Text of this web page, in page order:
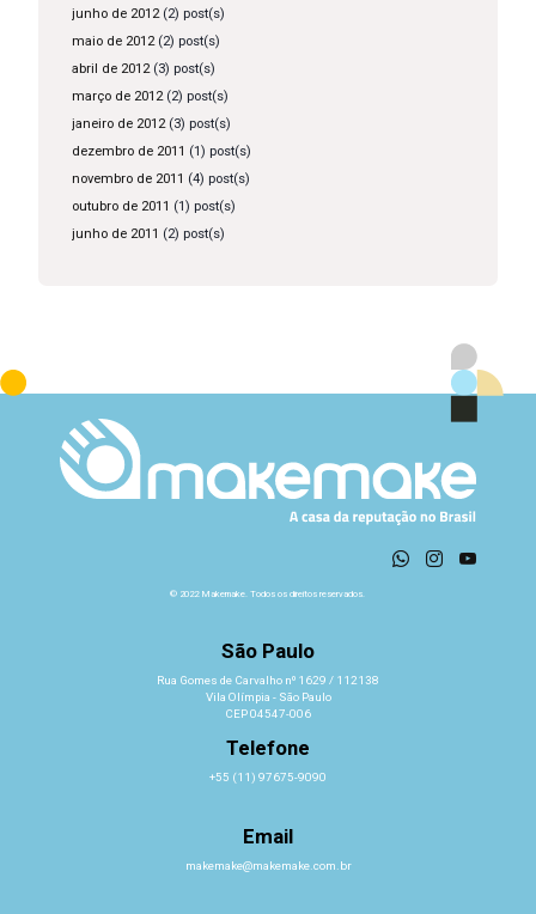
junho de 2012(2) post(s)
maio de 2012(2) post(s)
abril de 2012(3) post(s)
março de 2012(2) post(s)
janeiro de 2012(3) post(s)
dezembro de 2011 (1) post(s)
novembro de 2011 (4) post(s)
outubro de 2011 (1) post(s)
junho de 2011 (2) post(s)
© 2022 Makemake. Todos os direitos reservados.
São Paulo
Rua Gomes de Carvalho nº 1629 / 112138
Vila Olímpia - São Paulo
CEP 04547-006
Telefone
+55 (11) 97675-9090
Email
makemake@makemake.com.br